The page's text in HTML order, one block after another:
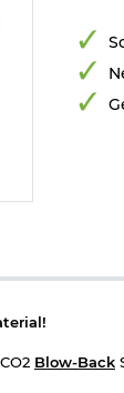
Blow-Back